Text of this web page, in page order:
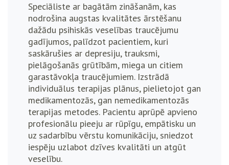
Speciāliste ar bagātām zināšanām, kas
nodrošina augstas kvalitātes ārstēšanu
dažādu psihiskās veselības traucējumu
gadījumos, palīdzot pacientiem, kuri
saskārušies ar depresiju, trauksmi,
pielāgošanās grūtībām, miega un citiem
garastāvokļa traucējumiem. Izstrādā
individuālus terapijas plānus, pielietojot gan
medikamentozās, gan nemedikamentozās
terapijas metodes. Pacientu aprūpē apvieno
profesionālu pieeju ar rūpīgu, empātisku un
uz sadarbību vērstu komunikāciju, sniedzot
iespēju uzlabot dzīves kvalitāti un atgūt
veselību.